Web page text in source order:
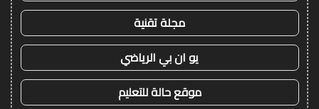
مجلة تقنية
يو ان بي الرياضي
موقع حالة للتعليم